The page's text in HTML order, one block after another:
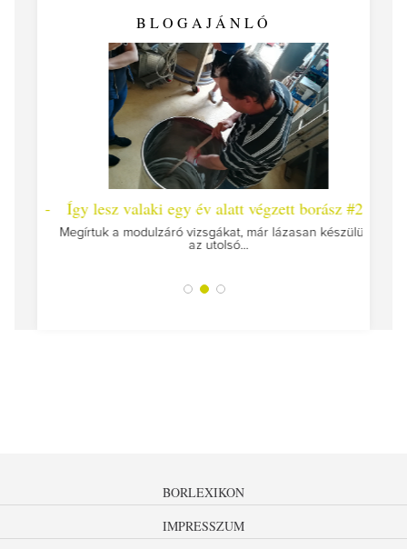
BLOGAJÁNLÓ
Így lesz valaki egy év alatt végzett borász #25
Megírtuk a modulzáró vizsgákat, már lázasan készülünk
az utolsó...
BORLEXIKON
IMPRESSZUM